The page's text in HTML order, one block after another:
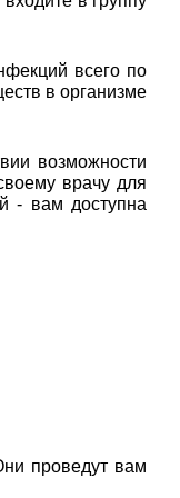
всего по
в организме
возможности
врачу для
- вам доступна
проведут вам